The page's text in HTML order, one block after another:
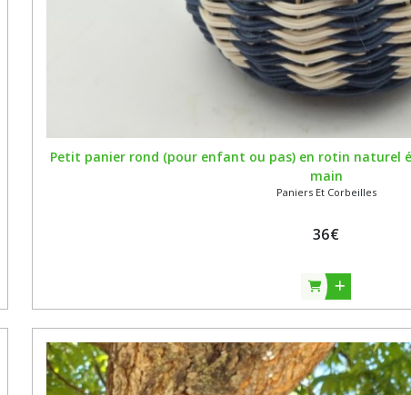
Petit panier rond (pour enfant ou pas) en rotin naturel
main
Paniers Et Corbeilles
36€